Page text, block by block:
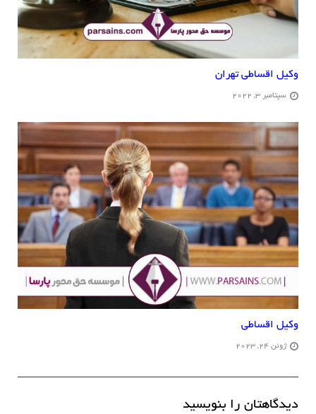
وکیل اقساطی تهران
سپتامبر 3, 2022
وکیل اقساطی
ژوئن 24, 2023
دیدگاهتان را بنویسید